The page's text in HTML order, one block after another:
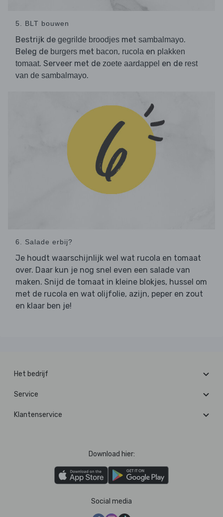
5. BLT bouwen
Bestrijk de gegrilde broodjes met sambalmayo.
Beleg de burgers met bacon, rucola en plakken
tomaat. Serveer met de zoete aardappel en de rest
van de sambalmayo.
6. Salade erbij?
Je houdt waarschijnlijk wel wat rucola en tomaat
over. Daar kun je nog snel even een salade van
maken. Snijd de tomaat in kleine blokjes, hussel om
met de rucola en wat olijfolie, azijn, peper en zout
en klaar ben je!
Het bedrijf
Service
Klantenservice
Download hier:
Social media